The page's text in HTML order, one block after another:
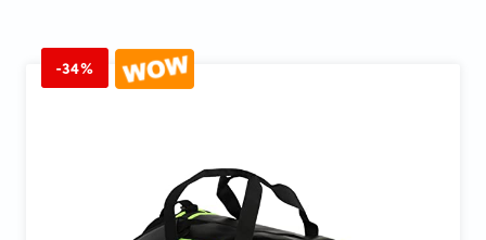
-34%